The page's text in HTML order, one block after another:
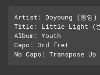
Artist: Doyoung (동영)
Title: Little Light (반
Album: Youth
Capo: 3rd fret